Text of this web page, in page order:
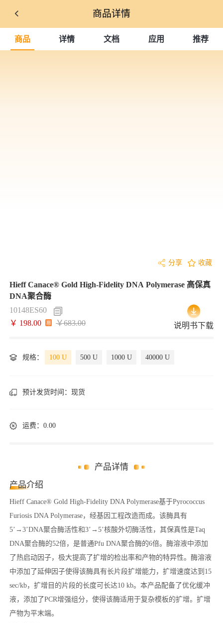
商品详情
商品 详情 文档 应用 推荐
分享 收藏
Hieff Canace® Gold High-Fidelity DNA Polymerase 高保真
DNA聚合酶
10148ES60
￥ 198.00
￥683.00 说明书下载
规格： 100 U 500 U 1000 U 40000 U
预计发货时间： 现货
运费：0.00
产品详情
产品介绍
Hieff Canace® Gold High-Fidelity DNA Polymerase基于Pyrococcus
Furiosis DNA Polymerase，经基因工程改造而成。该酶具有
5’→3’DNA聚合酶活性和3’→5’核酸外切酶活性，其保真性是Taq
DNA聚合酶的52倍，是普通Pfu DNA聚合酶的6倍。酶溶液中添加
了热启动因子，极大提高了扩增的检出率和产物的特异性。酶溶液
中添加了延伸因子使得该酶具有长片段扩增能力，扩增速度达到15
sec/kb，扩增目的片段的长度可长达10 kb。本产品配备了优化缓冲
液，添加了PCR增强组分，使得该酶适用于复杂模板的扩增。扩增
产物为平末端。